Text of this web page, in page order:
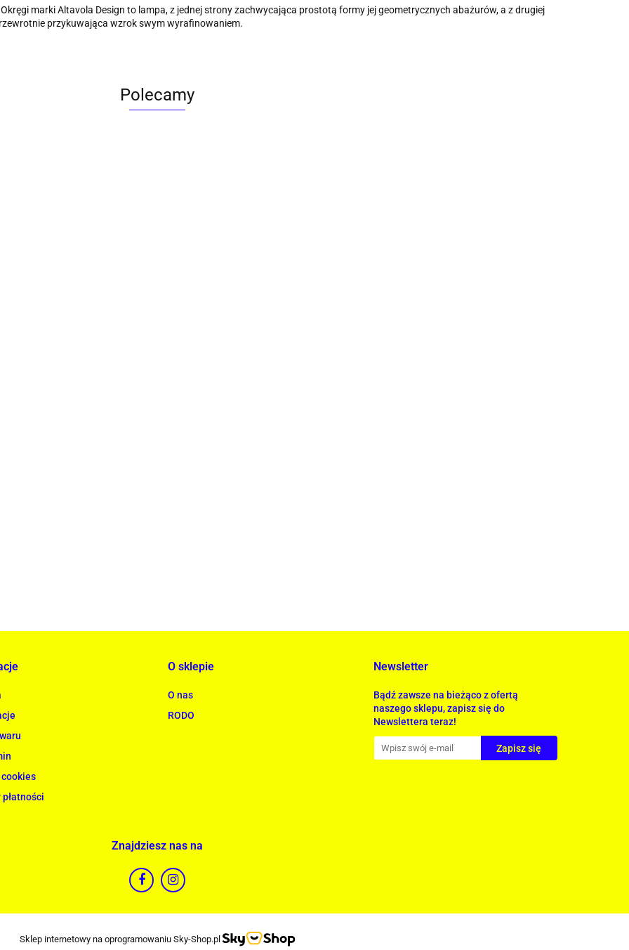
marki Altavola Design to lampa, z jednej strony zachwycająca prostotą formy jej geometrycznych abażurów, a z drugiej
przykuwająca wzrok swym wyrafinowaniem.
Polecamy
O sklepie
O nas
RODO
Newsletter
Bądź zawsze na bieżąco z ofertą
naszego sklepu, zapisz się do
Newslettera teraz!
Znajdziesz nas na
Sklep internetowy na oprogramowaniu Sky-Shop.pl